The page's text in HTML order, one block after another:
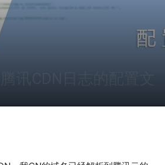
讯CDN日志的配置文